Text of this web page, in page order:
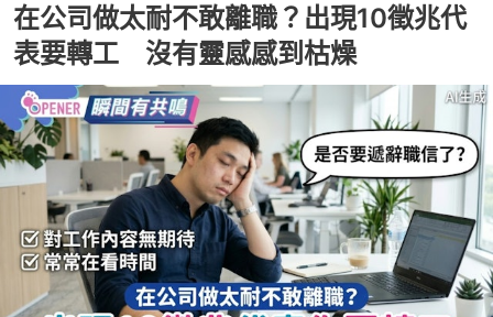
在公司做太耐不敢離職？出現10徵兆代
表要轉工 沒有靈感感到枯燥